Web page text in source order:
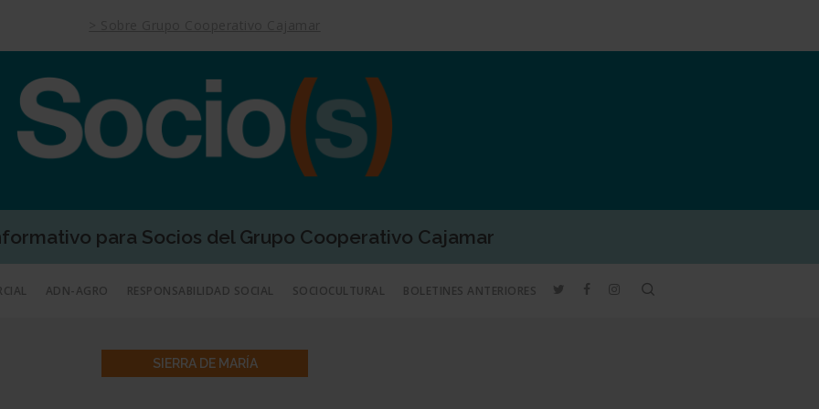
para Socios del Grupo Cooperativo Cajamar
ADN-AGRO RESPONSABILIDAD SOCIAL SOCIOCULTURAL BOLETINES ANTERIORES TWITTERFACEBOOKINSTAGRAM
SIERRA DE MARÍA